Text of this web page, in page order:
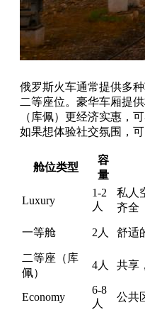
俄罗斯火车通常提供多
二等座位。豪华车厢提
（库佩）更经济实惠，
如果想体验社交氛围，
舱位类型
容
量
Luxury
1-2
人
私人
齐全
一等舱 2人 舒适
二等座（库
佩）
4人 共享
Economy
6-8
人
公共